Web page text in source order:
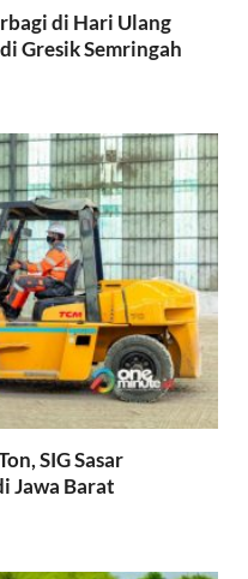
di Hari Ulang
Gresik Semringah
SIG Sasar
Jawa Barat